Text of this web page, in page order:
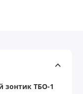
зонтик ТБО-1